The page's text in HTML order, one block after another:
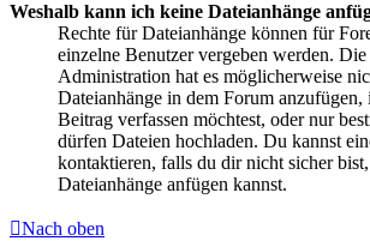
Weshalb kann ich keine Dateianhänge
Rechte für Dateianhänge können für
einzelne Benutzer vergeben werden.
Administration hat es möglicherweise
Dateianhänge in dem Forum anzufügen,
Beitrag verfassen möchtest, oder nur
dürfen Dateien hochladen. Du kannst
kontaktieren, falls du dir nicht sicher
Dateianhänge anfügen kannst.
Nach oben